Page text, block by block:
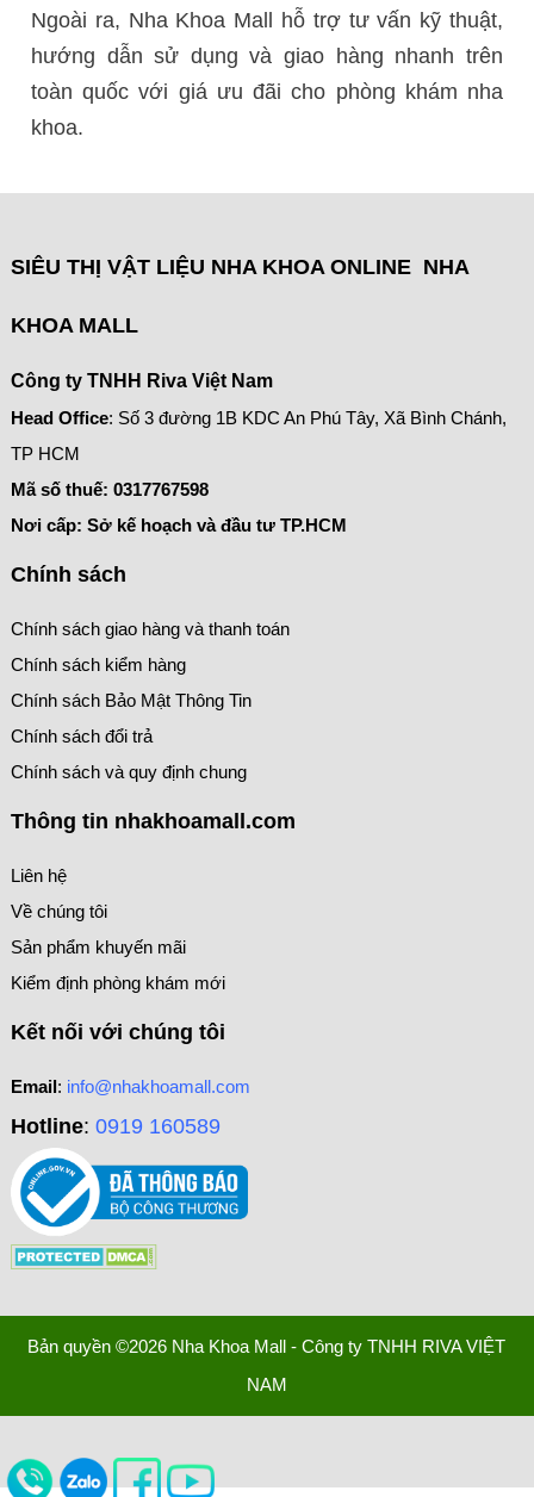
Ngoài ra, Nha Khoa Mall hỗ trợ tư vấn kỹ thuật,
hướng dẫn sử dụng và giao hàng nhanh trên
toàn quốc với giá ưu đãi cho phòng khám nha
khoa.
SIÊU THỊ VẬT LIỆU NHA KHOA ONLINE NHA
KHOA MALL
Công ty TNHH Riva Việt Nam
Head Office: Số 3 đường 1B KDC An Phú Tây, Xã Bình Chánh,
TP HCM
Mã số thuế: 0317767598
Nơi cấp: Sở kế hoạch và đầu tư TP.HCM
Chính sách
Chính sách giao hàng và thanh toán
Chính sách kiểm hàng
Chính sách Bảo Mật Thông Tin
Chính sách đổi trả
Chính sách và quy định chung
Thông tin nhakhoamall.com
Liên hệ
Về chúng tôi
Sản phẩm khuyến mãi
Kiểm định phòng khám mới
Kết nối với chúng tôi
Email: info@nhakhoamall.com
Hotline: 0919 160589
Bản quyền ©2026 Nha Khoa Mall - Công ty TNHH RIVA VIỆT
NAM